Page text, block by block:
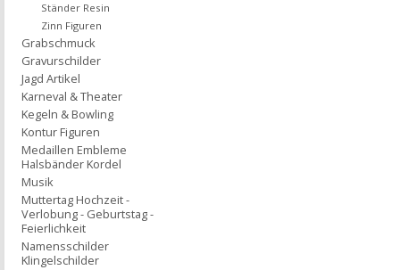
Ständer Resin
Zinn Figuren
Grabschmuck
Gravurschilder
Jagd Artikel
Karneval & Theater
Kegeln & Bowling
Kontur Figuren
Medaillen Embleme
Halsbänder Kordel
Musik
Muttertag Hochzeit -
Verlobung - Geburtstag -
Feierlichkeit
Namensschilder
Klingelschilder